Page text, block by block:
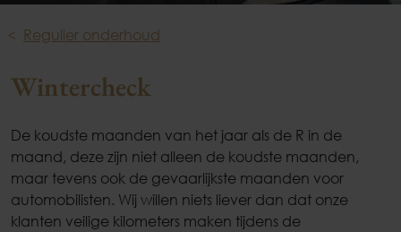
Regulier onderhoud
Wintercheck
De koudste maanden van het jaar als de R in de
maand, deze zijn niet alleen de koudste maanden,
maar tevens ook de gevaarlijkste maanden voor
automobilisten. Wij willen niets liever dan dat onze
klanten veilige kilometers maken tijdens de